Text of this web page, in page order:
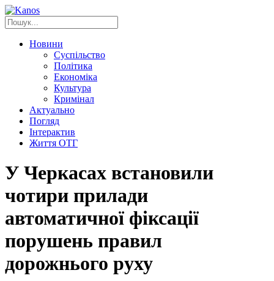
Новини
Суспільство
Політика
Економіка
Культура
Кримінал
Актуально
Погляд
Інтерактив
Життя ОТГ
У Черкасах встановили
чотири прилади
автоматичної фіксації
порушень правил
дорожнього руху